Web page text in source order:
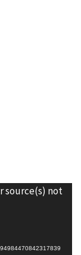
source(s) not